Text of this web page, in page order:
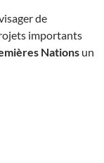
de
importants
Nations un